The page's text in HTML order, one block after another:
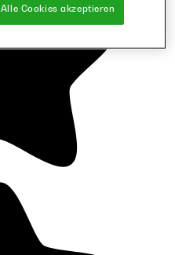
Alle Cookies akzeptieren